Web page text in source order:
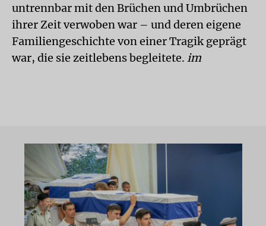
untrennbar mit den Brüchen und Umbrüchen
ihrer Zeit verwoben war – und deren eigene
Familiengeschichte von einer Tragik geprägt
war, die sie zeitlebens begleitete. im